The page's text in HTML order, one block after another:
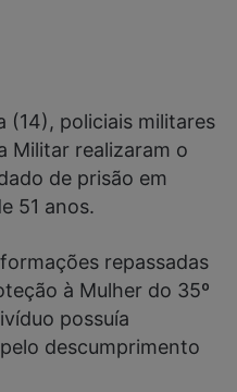
(14), policiais militares
Militar realizaram o
de prisão em
51 anos.
repassadas
à Mulher do 35º
possuía
descumprimento